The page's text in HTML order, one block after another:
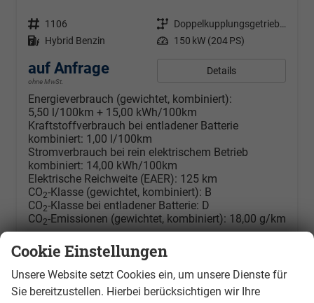
Fahrzeugnr. 1106 Getriebe
Doppelkupplungsgetriebe (DSG)
Kraftstoff Hybrid Benzin Leistung 150 kW (204 PS)
auf Anfrage
ohne MwSt.
Details
Energieverbrauch (gewichtet, kombiniert):
5,50 l/100km + 15,00 kWh/100km
Kraftstoffverbrauch bei entladener Batterie
kombiniert: 1,00 l/100km
Stromverbrauch bei rein elektrischem Betrieb
kombiniert: 14,00 kWh/100km
Elektrische Reichweite (EAER): 125 km
CO2-Klasse (gewichtet, kombiniert): B
CO2-Klasse bei entladener Batterie: D
CO2-Emissionen (gewichtet, kombiniert): 18,00 g/km
Cookie Einstellungen
Unsere Website setzt Cookies ein, um unsere Dienste für
Sie bereitzustellen. Hierbei berücksichtigen wir Ihre